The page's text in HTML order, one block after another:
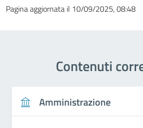
Pagina aggiornata il 10/09/2025, 08:48
Contenuti
Amministrazione